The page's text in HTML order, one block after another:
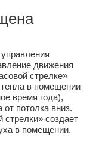
движения
стрелке»
в помещении
время года),
потолка вниз.
стрелки» создает
в помещении.